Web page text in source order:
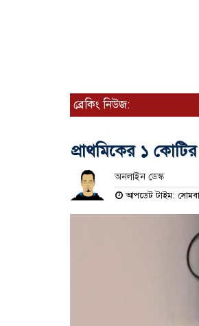
ব্রেকিং নিউজ:
প্রাথমিকের ১
অনলাইন ডেস্ক
আপডেট টাইম: